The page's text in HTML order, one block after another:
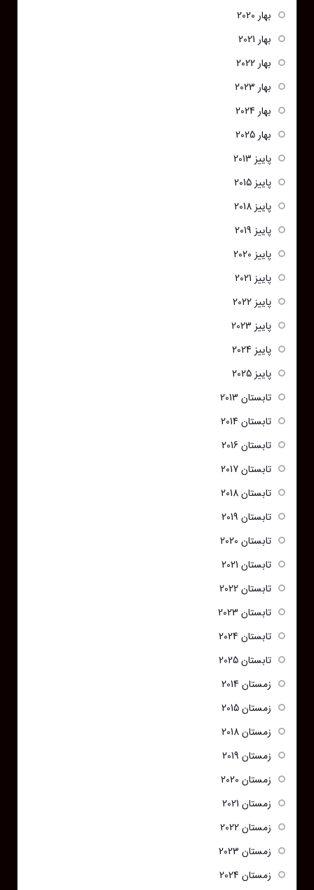
بهار 2020
بهار 2021
بهار 2022
بهار 2023
بهار 2024
بهار 2025
پاییز 2013
پاییز 2015
پاییز 2018
پاییز 2019
پاییز 2020
پاییز 2021
پاییز 2022
پاییز 2023
پاییز 2024
پاییز 2025
تابستان 2013
تابستان 2014
تابستان 2016
تابستان 2017
تابستان 2018
تابستان 2019
تابستان 2020
تابستان 2021
تابستان 2022
تابستان 2023
تابستان 2024
تابستان 2025
زمستان 2014
زمستان 2015
زمستان 2018
زمستان 2019
زمستان 2020
زمستان 2021
زمستان 2022
زمستان 2023
زمستان 2024